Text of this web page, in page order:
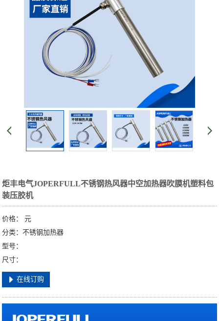
炬丰电气JOPERFULL不锈钢热风器中空加热器吹膜机塑料包
装压胶机
价格：
元
分类：不锈钢加热器
型号：
尺寸：
在线订购